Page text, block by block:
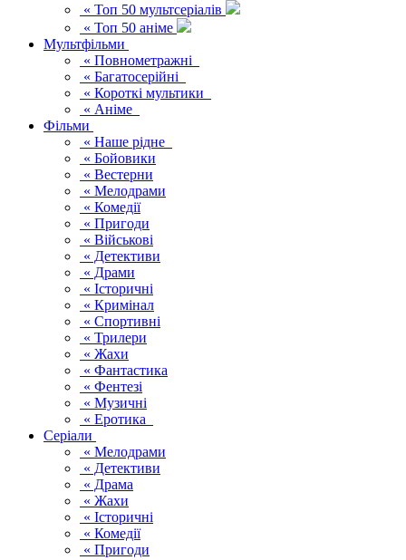
« Топ 50 мультсеріалів
« Топ 50 аніме
Мультфільми
« Повнометражні
« Багатосерійні
« Короткі мультики
« Аніме
Фільми
« Наше рідне
« Бойовики
« Вестерни
« Мелодрами
« Комедії
« Пригоди
« Військові
« Детективи
« Драми
« Історичні
« Кримінал
« Спортивні
« Трилери
« Жахи
« Фантастика
« Фентезі
« Музичні
« Еротика
Серіали
« Мелодрами
« Детективи
« Драма
« Жахи
« Історичні
« Комедії
« Пригоди